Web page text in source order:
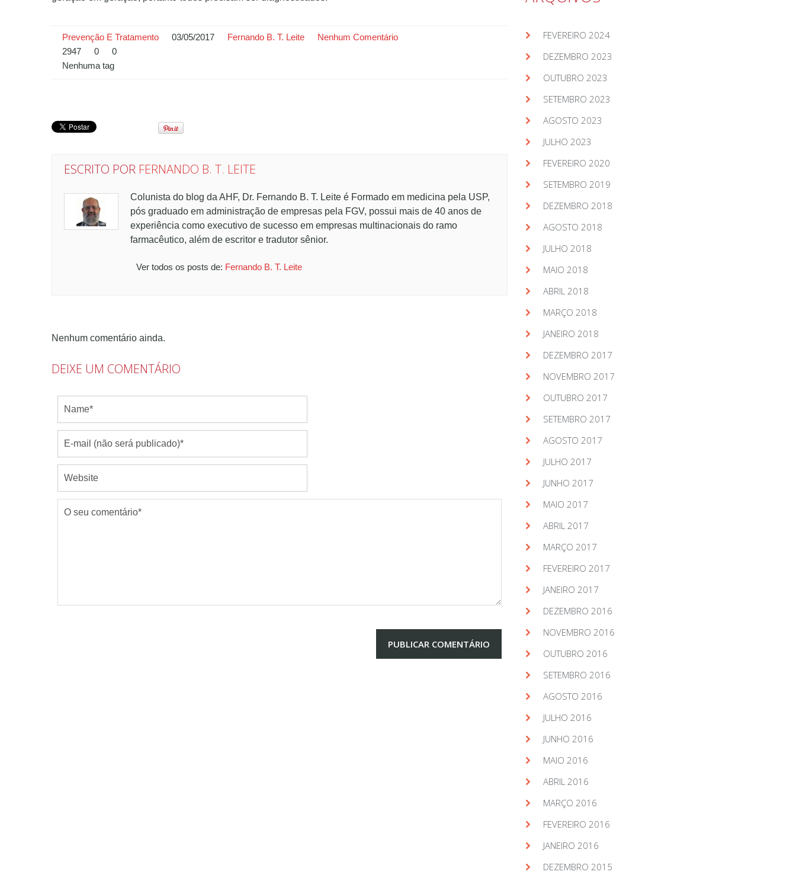
Prevenção E Tratamento 03/05/2017 Fernando B. T. Leite
Nenhum Comentário
2947
0
0
Nenhuma tag
ESCRITO POR FERNANDO B. T. LEITE
Colunista do blog da AHF, Dr. Fernando B. T. Leite é Formado em medicina pela USP,
pós graduado em administração de empresas pela FGV, possui mais de 40 anos de
experiência como executivo de sucesso em empresas multinacionais do ramo
farmacêutico, além de escritor e tradutor sênior.
Ver todos os posts de: Fernando B. T. Leite
Nenhum comentário ainda.
DEIXE UM COMENTÁRIO
FEVEREIRO 2024
DEZEMBRO 2023
OUTUBRO 2023
SETEMBRO 2023
AGOSTO 2023
JULHO 2023
FEVEREIRO 2020
SETEMBRO 2019
DEZEMBRO 2018
AGOSTO 2018
JULHO 2018
MAIO 2018
ABRIL 2018
MARÇO 2018
JANEIRO 2018
DEZEMBRO 2017
NOVEMBRO 2017
OUTUBRO 2017
SETEMBRO 2017
AGOSTO 2017
JULHO 2017
JUNHO 2017
MAIO 2017
ABRIL 2017
MARÇO 2017
FEVEREIRO 2017
JANEIRO 2017
DEZEMBRO 2016
NOVEMBRO 2016
OUTUBRO 2016
SETEMBRO 2016
AGOSTO 2016
JULHO 2016
JUNHO 2016
MAIO 2016
ABRIL 2016
MARÇO 2016
FEVEREIRO 2016
JANEIRO 2016
DEZEMBRO 2015